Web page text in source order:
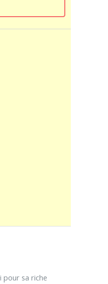
pour sa riche